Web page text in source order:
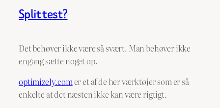
Split test?
Det behøver ikke være så svært. Man behøver ikke
engang sætte noget op.
optimizely.comer et af de her værktøjer som er så
enkelte at det næsten ikke kan være rigtigt.